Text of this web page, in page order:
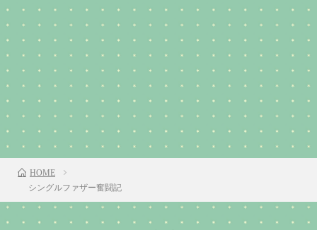
HOME
シングルファザー奮闘記